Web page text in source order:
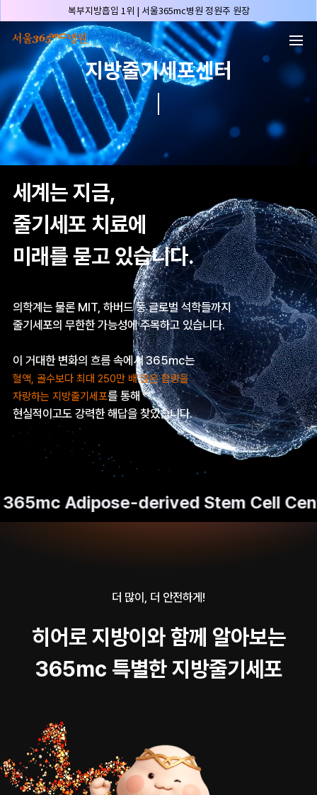
허파고리 1위 | 서울365mc병원 이성훈 부병원장(4개월 연속)
얼굴지방흡입 1위 | 서울365mc병원 서성익 원장(3년 연속)
배파가리 1위 | 서울365mc병원 서성익 원장
🏆대한민국 최대 15층 규모 지방흡입 특화 병원🏆
🏆대한민국 첫번째 '병원급' 지방흡입 병원🏆
🏆지방흡입 고객 만족도 99.9% 최고치 달성🏆
🏆대한민국 최다 지방흡입 케이스 370,884건🏆
🏆서울365mc병원 부위별 최다 지방흡입 집도의 4관왕!! (2026년 7월 기준)
복부지방흡입 1위 | 서울365mc병원 정원주 원장
허파고리 1위 | 서울365mc병원 이성훈 부병원장(4개월 연속)
얼굴지방흡입 1위 | 서울365mc병원 서성익 원장(3년 연속)
배파가리 1위 | 서울365mc병원 서성익 원장
🏆대한민국 최대 15층 규모 지방흡입 특화 병원🏆
🏆대한민국 첫번째 '병원급' 지방흡입 병원🏆
🏆지방흡입 고객 만족도 99.9% 최고치 달성🏆
🏆대한민국 최다 지방흡입 케이스 370,884건🏆
지방줄기세포센터
세계는 지금,
줄기세포 치료에
미래를 묻고 있습니다.
의학계는 물론 MIT, 하버드 등 글로벌 석학들까지
줄기세포의 무한한 가능성에 주목하고 있습니다.
이 거대한 변화의 흐름 속에서 365mc는
혈액, 골수보다 최대 250만 배 많은 함량을
자랑하는 지방줄기세포를 통해
현실적이고도 강력한 해답을 찾았습니다.
Adipose-derived Stem Cell Center
더 많이, 더 안전하게!
히어로 지방이와 함께 알아보는
365mc 특별한 지방줄기세포